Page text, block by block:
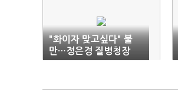
"화이자 맞고싶다" 불
만…정은경 질병청장
"AZ도 안전하다"